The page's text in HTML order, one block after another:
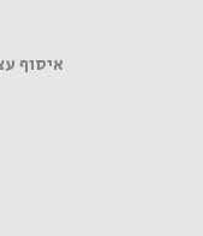
איסוף